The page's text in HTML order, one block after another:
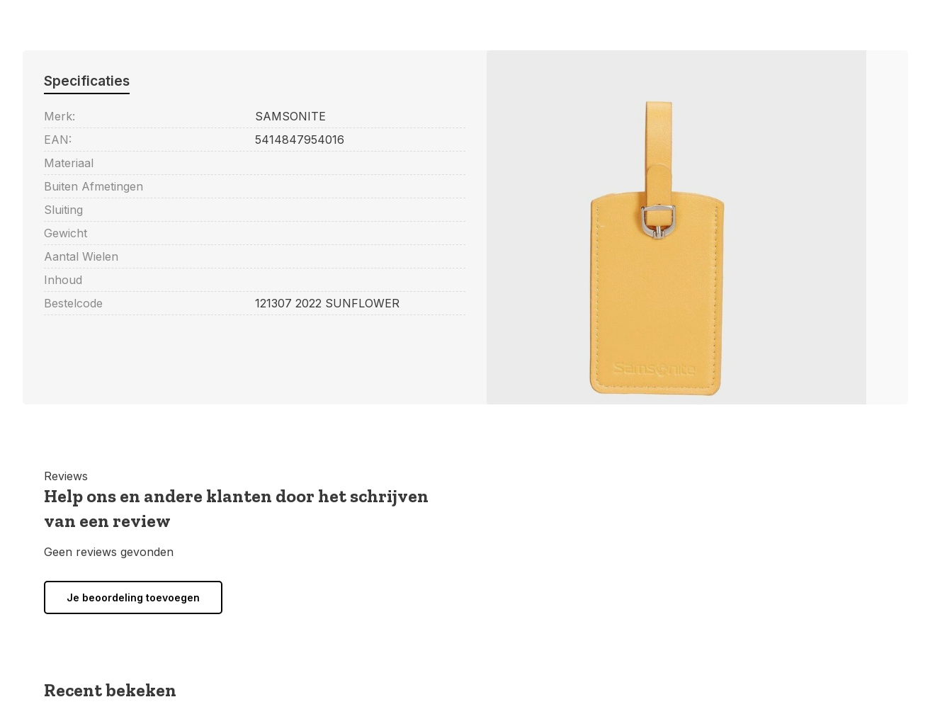
Specificaties
Merk:
SAMSONITE
EAN:
5414847954016
Materiaal
Buiten Afmetingen
Sluiting
Gewicht
Aantal Wielen
Inhoud
Bestelcode
121307 2022 SUNFLOWER
Reviews
Help ons en andere klanten door het schrijven
van een review
Geen reviews gevonden
Je beoordeling toevoegen
Recent bekeken